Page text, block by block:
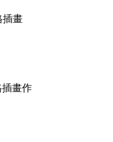
插畫
畫作